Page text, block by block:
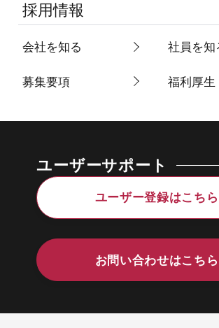
採用情報
会社を知る 社員を知
募集要項 福利厚生
ユーザーサポート
ユーザー登録はこちら
お問い合わせはこちら